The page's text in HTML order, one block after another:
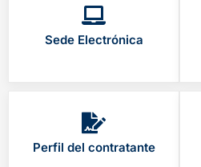
Sede Electrónica
Perfil del contratante